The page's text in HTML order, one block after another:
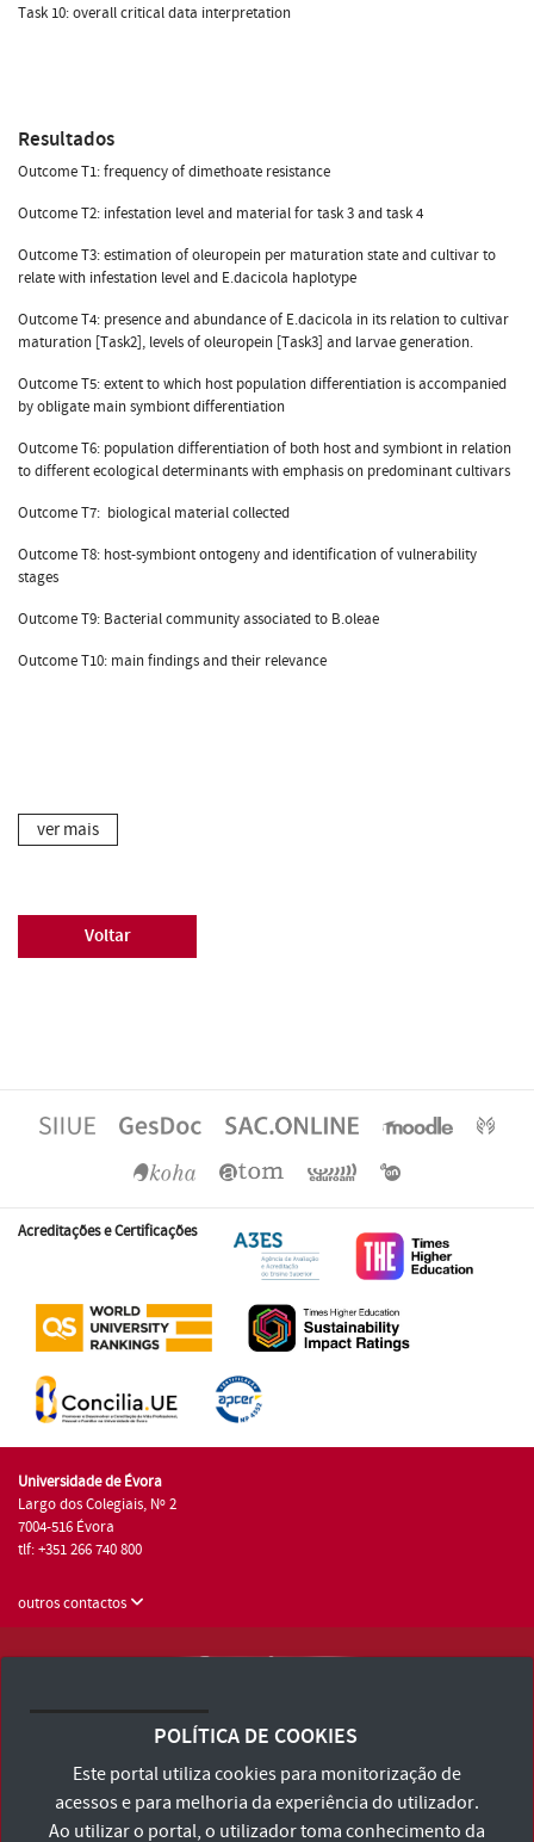
Task 10: overall critical data interpretation
Resultados
Outcome T1: frequency of dimethoate resistance
Outcome T2: infestation level and material for task 3 and task 4
Outcome T3: estimation of oleuropein per maturation state and cultivar to
relate with infestation level and E.dacicola haplotype
Outcome T4: presence and abundance of E.dacicola in its relation to cultivar
maturation [Task2], levels of oleuropein [Task3] and larvae generation.
Outcome T5: extent to which host population differentiation is accompanied
by obligate main symbiont differentiation
Outcome T6: population differentiation of both host and symbiont in relation
to different ecological determinants with emphasis on predominant cultivars
Outcome T7: biological material collected
Outcome T8: host-symbiont ontogeny and identification of vulnerability
stages
Outcome T9: Bacterial community associated to B.oleae
Outcome T10: main findings and their relevance
ver mais
Voltar
Acreditações e Certificações
Universidade de Évora
Largo dos Colegiais, Nº 2
7004-516 Évora
tlf: +351 266 740 800
outros contactos
Consulte os Termos e Condições e Política de Privacidade
Declaração de Acessibilidade
POLÍTICA DE COOKIES
Este portal utiliza cookies para monitorização de
acessos e para melhoria da experiência do utilizador.
Ao utilizar o portal, o utilizador toma conhecimento da